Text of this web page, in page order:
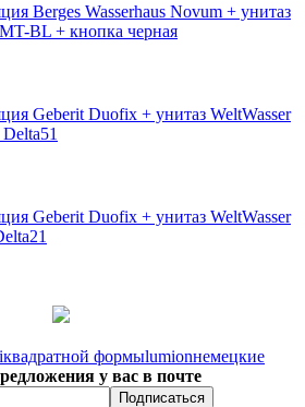
Berges Wasserhaus Novum + унитаз
BL + кнопка черная
Geberit Duofix + унитаз WeltWasser
Geberit Duofix + унитаз WeltWasser
квадратной формыlumionнемецкие
у вас в почте